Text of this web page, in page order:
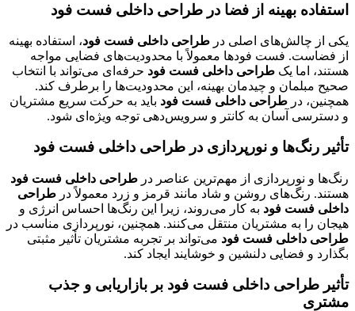
استفاده بهینه از فضا در طراحی داخلی فست فود
یکی از چالش‌های اصلی در طراحی داخلی فست فود، استفاده بهینه
از فضاست. فست فودها معمولاً با محدودیت‌های فضایی مواجه
هستند، اما یک طراحی داخلی فست فود حرفه‌ای می‌تواند با انتخاب
صحیح مبلمان و چیدمان بهینه، این محدودیت‌ها را برطرف کند.
همچنین، در طراحی داخلی فست فود باید به حرکت سریع مشتریان
و دسترسی آسان به کانتر و سرویس‌دهی توجه ویژه‌ای شود.
تأثیر رنگ‌ها و نورپردازی در طراحی داخلی فست فود
رنگ‌ها و نورپردازی از مهم‌ترین عناصر در طراحی داخلی فست فود
هستند. رنگ‌های روشن و شاد مانند قرمز و زرد معمولاً در طراحی
داخلی فست فود به کار می‌روند، زیرا این رنگ‌ها احساس انرژی و
هیجان را به مشتریان منتقل می‌کنند. همچنین، نورپردازی مناسب در
طراحی داخلی فست فود می‌تواند بر تجربه مشتریان تأثیر مثبتی
بگذارد و فضایی دلنشین و خوشایند ایجاد کند.
تأثیر طراحی داخلی فست فود بر بازاریابی و جذب
مشتری